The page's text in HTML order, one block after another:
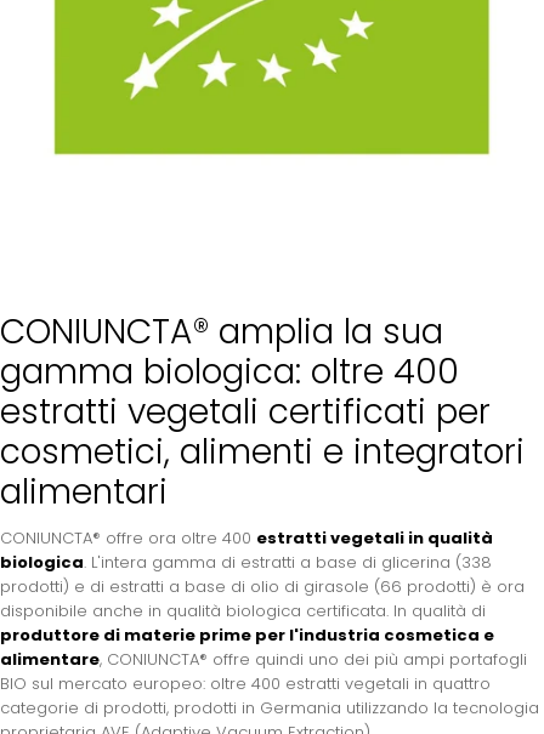
CONIUNCTA® amplia la sua
gamma biologica: oltre 400
estratti vegetali certificati per
cosmetici, alimenti e integratori
alimentari
CONIUNCTA® offre ora oltre 400 estratti vegetali in qualità
biologica. L'intera gamma di estratti a base di glicerina (338
prodotti) e di estratti a base di olio di girasole (66 prodotti) è ora
disponibile anche in qualità biologica certificata. In qualità di
produttore di materie prime per l'industria cosmetica e
alimentare, CONIUNCTA® offre quindi uno dei più ampi portafogli
BIO sul mercato europeo: oltre 400 estratti vegetali in quattro
categorie di prodotti, prodotti in Germania utilizzando la tecnologia